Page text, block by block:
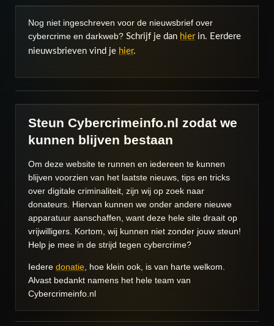
Nog niet ingeschreven voor de nieuwsbrief over
cybercrime en darkweb? Schrijf je dan hierin. Eerdere
nieuwsbrieven vind je hier.
Steun Cybercrimeinfo.nl zodat we
kunnen blijven bestaan
Om deze website te runnen en iedereen te kunnen
blijven voorzien van het laatste nieuws, tips en tricks
over digitale criminaliteit, zijn wij op zoek naar
donateurs. Hiervan kunnen we onder andere nieuwe
apparatuur aanschaffen, want deze hele site draait op
vrijwilligers. Kortom, wij kunnen niet zonder jouw steun!
Help je mee in de strijd tegen cybercrime?
Iedere donatie , hoe klein ook, is van harte welkom.
Alvast bedankt namens het hele team van
Cybercrimeinfo.nl